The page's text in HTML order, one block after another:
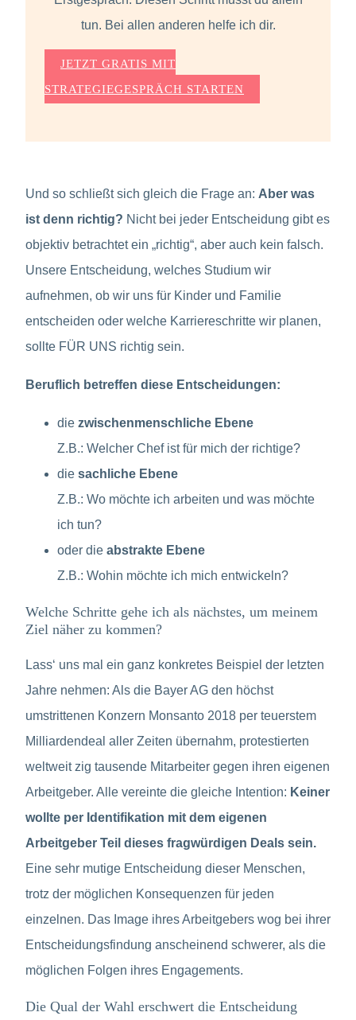
tun. Bei allen anderen helfe ich dir.
JETZT GRATIS MIT
STRATEGIEGESPRÄCH STARTEN
Und so schließt sich gleich die Frage an: Aber was
ist denn richtig? Nicht bei jeder Entscheidung gibt es
objektiv betrachtet ein „richtig“, aber auch kein falsch.
Unsere Entscheidung, welches Studium wir
aufnehmen, ob wir uns für Kinder und Familie
entscheiden oder welche Karriereschritte wir planen,
sollte FÜR UNS richtig sein.
Beruflich betreffen diese Entscheidungen:
die zwischenmenschliche Ebene
Z.B.: Welcher Chef ist für mich der richtige?
die sachliche Ebene
Z.B.: Wo möchte ich arbeiten und was möchte
ich tun?
oder die abstrakte Ebene
Z.B.: Wohin möchte ich mich entwickeln?
Welche Schritte gehe ich als nächstes, um meinem
Ziel näher zu kommen?
Lass‘ uns mal ein ganz konkretes Beispiel der letzten
Jahre nehmen: Als die Bayer AG den höchst
umstrittenen Konzern Monsanto 2018 per teuerstem
Milliardendeal aller Zeiten übernahm, protestierten
weltweit zig tausende Mitarbeiter gegen ihren eigenen
Arbeitgeber. Alle vereinte die gleiche Intention: Keiner
wollte per Identifikation mit dem eigenen
Arbeitgeber Teil dieses fragwürdigen Deals sein.
Eine sehr mutige Entscheidung dieser Menschen,
trotz der möglichen Konsequenzen für jeden
einzelnen. Das Image ihres Arbeitgebers wog bei ihrer
Entscheidungsfindung anscheinend schwerer, als die
möglichen Folgen ihres Engagements.
Die Qual der Wahl erschwert die Entscheidung